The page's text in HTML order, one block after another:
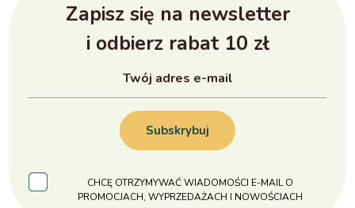
Zapisz się na newsletter
i odbierz rabat 10 zł
Subskrybuj
CHCĘ OTRZYMYWAĆ WIADOMOŚCI E-MAIL O
PROMOCJACH, WYPRZEDAŻACH I NOWOŚCIACH